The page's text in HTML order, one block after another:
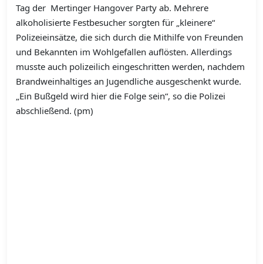
Tag der Mertinger Hangover Party ab. Mehrere
alkoholisierte Festbesucher sorgten für „kleinere“
Polizeieinsätze, die sich durch die Mithilfe von Freunden
und Bekannten im Wohlgefallen auflösten. Allerdings
musste auch polizeilich eingeschritten werden, nachdem
Brandweinhaltiges an Jugendliche ausgeschenkt wurde.
„Ein Bußgeld wird hier die Folge sein“, so die Polizei
abschließend. (pm)